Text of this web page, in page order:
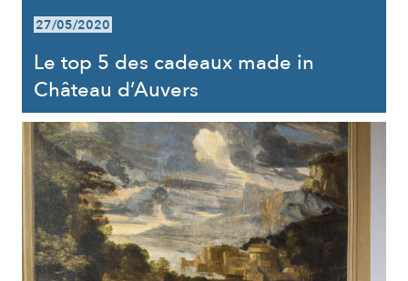
27/05/2020
Le top 5 des cadeaux made in
Château d’Auvers